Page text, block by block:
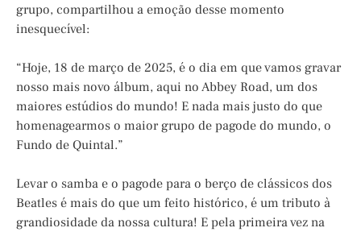
grupo, compartilhou a emoção desse momento
inesquecível:
“Hoje, 18 de março de 2025, é o dia em que vamos gravar
nosso mais novo álbum, aqui no Abbey Road, um dos
maiores estúdios do mundo! E nada mais justo do que
homenagearmos o maior grupo de pagode do mundo, o
Fundo de Quintal.”
Levar o samba e o pagode para o berço de clássicos dos
Beatles é mais do que um feito histórico, é um tributo à
grandiosidade da nossa cultura! E pela primeira vez na